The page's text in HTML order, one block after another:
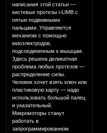
написания этой статьи —
кистевые протезы i-LIMB с
пятью подвижными
пальцами. Управляется
механизм с помощью
миоэлектродов,
подсоединенным к мышцам.
Здесь решена деликатная
проблема любых протезов —
распределение силы.
Человек хочет взять ключ или
пластиковую карту — надо
использовать большой палец
и указательный.
Микромоторы станут
работать в
запрограммированном